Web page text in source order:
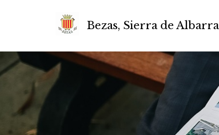
Bezas, Sierra de